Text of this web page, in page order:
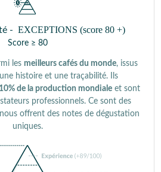
- EXCEPTIONS (score 80 +)
Score ≥ 80
les meilleurs cafés du monde, issus
histoire et une traçabilité. Ils
de la production mondiale et sont
professionnels. Ce sont des
offrent des notes de dégustation
uniques.